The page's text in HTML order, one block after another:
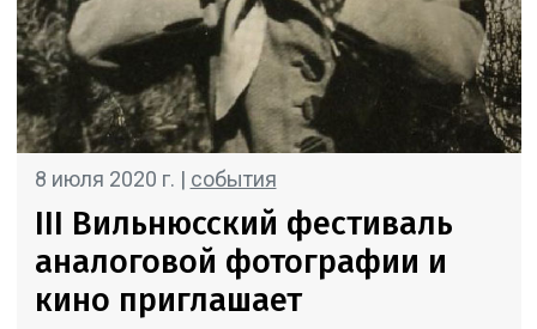
8 июля 2020 г. | события
III Вильнюсский фестиваль
аналоговой фотографии и
кино приглашает